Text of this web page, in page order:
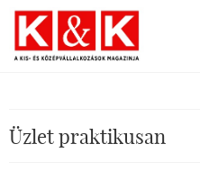
Üzlet praktikusan